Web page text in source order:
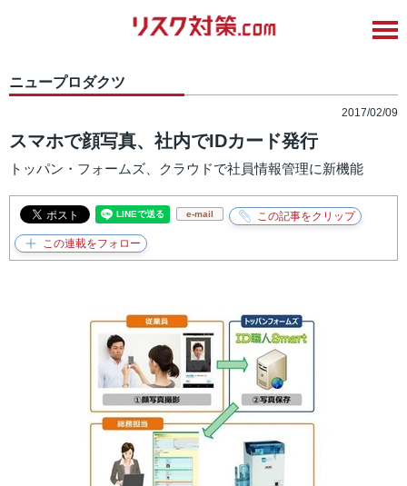
ニュープロダクツ
2017/02/09
スマホで顔写真、社内でIDカード発行
トッパン・フォームズ、クラウドで社員情報管理に新機能
e-mail